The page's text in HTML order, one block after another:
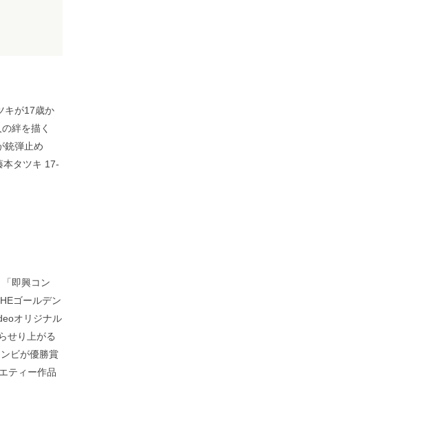
キが17歳か
絆を描く
銃弾止め
本タツキ 17-
即興コン
ゴールデン
オリジナル
せり上がる
ビが優勝賞
ティー作品